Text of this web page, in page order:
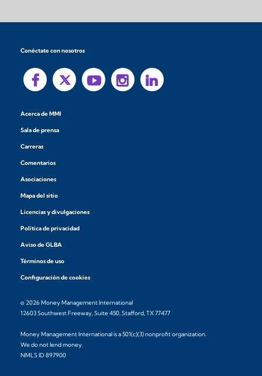
Conéctate con nosotros
Acerca de MMI
Sala de prensa
Carreras
Comentarios
Asociaciones
Mapa del sitio
Licencias y divulgaciones
Política de privacidad
Aviso de GLBA
Términos de uso
Configuración de cookies
© 2026 Money Management International
12603 Southwest Freeway, Suite 450, Stafford, TX 77477
Money Management International is a 501(c)(3) nonprofit organization.
We do not lend money.
NMLS ID 897900